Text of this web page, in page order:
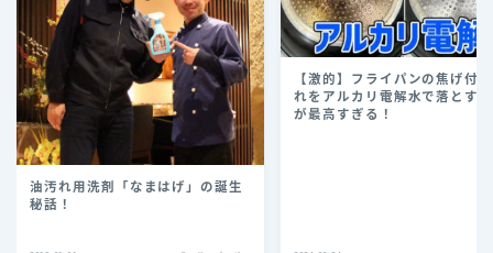
油汚れ用洗剤「なまはげ」の誕生
秘話！
【激的】フライパンの焦げ付
れをアルカリ電解水で落とす
が最高すぎる！